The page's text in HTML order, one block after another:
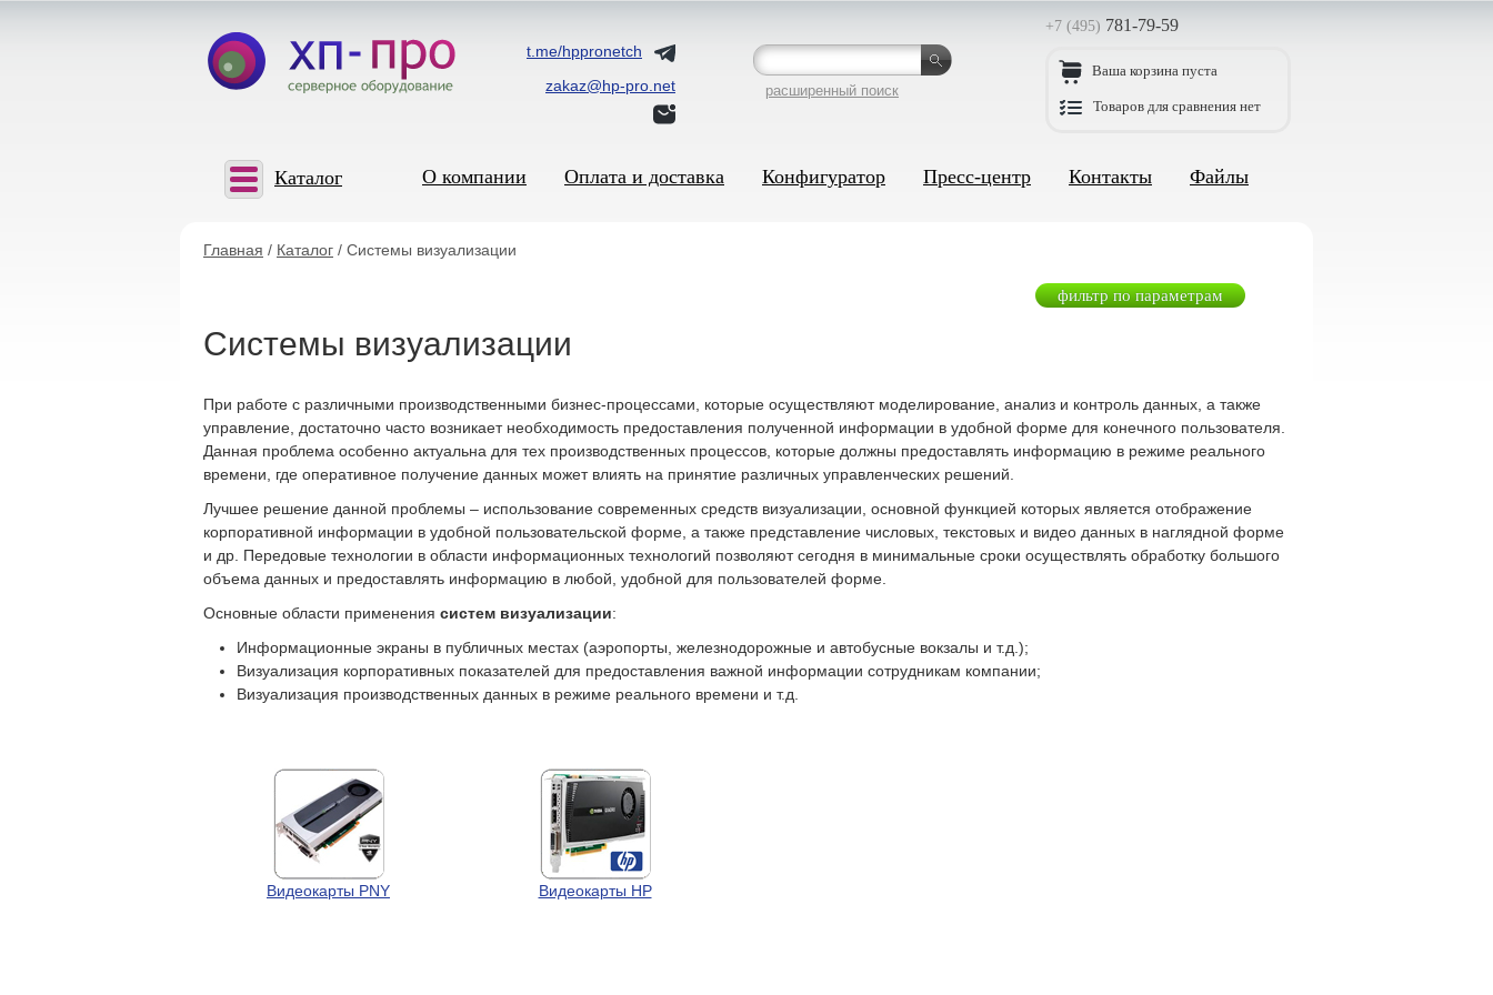
t.me/hppronetch
zakaz@hp-pro.net
расширенный поиск
+7 (495) 781-79-59
Ваша корзина пуста
Товаров для сравнения нет
Каталог О компании Оплата и доставка Конфигуратор Пресс-центр Контакты Файлы
Главная / Каталог / Системы визуализации
фильтр по параметрам
Системы визуализации
При работе с различными производственными бизнес-процессами, которые осуществляют моделирование, анализ и контроль данных, а также
управление, достаточно часто возникает необходимость предоставления полученной информации в удобной форме для конечного пользователя.
Данная проблема особенно актуальна для тех производственных процессов, которые должны предоставлять информацию в режиме реального
времени, где оперативное получение данных может влиять на принятие различных управленческих решений.
Лучшее решение данной проблемы – использование современных средств визуализации, основной функцией которых является отображение
корпоративной информации в удобной пользовательской форме, а также представление числовых, текстовых и видео данных в наглядной форме
и др. Передовые технологии в области информационных технологий позволяют сегодня в минимальные сроки осуществлять обработку большого
объема данных и предоставлять информацию в любой, удобной для пользователей форме.
Основные области применения систем визуализации:
Информационные экраны в публичных местах (аэропорты, железнодорожные и автобусные вокзалы и т.д.);
Визуализация корпоративных показателей для предоставления важной информации сотрудникам компании;
Визуализация производственных данных в режиме реального времени и т.д.
Видеокарты PNY Видеокарты HP